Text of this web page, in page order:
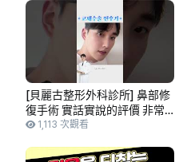
[貝麗古整形外科診所] 鼻部修
復手術 實話實說的評價 非常
滿意 #江南整形外科 #鼻部修
南隆鼻 #評價 #心得 #真實評
1,113 次觀看